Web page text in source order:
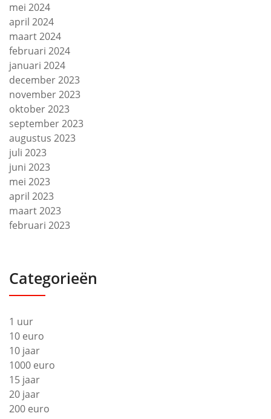
mei 2024
april 2024
maart 2024
februari 2024
januari 2024
december 2023
november 2023
oktober 2023
september 2023
augustus 2023
juli 2023
juni 2023
mei 2023
april 2023
maart 2023
februari 2023
Categorieën
1 uur
10 euro
10 jaar
1000 euro
15 jaar
20 jaar
200 euro